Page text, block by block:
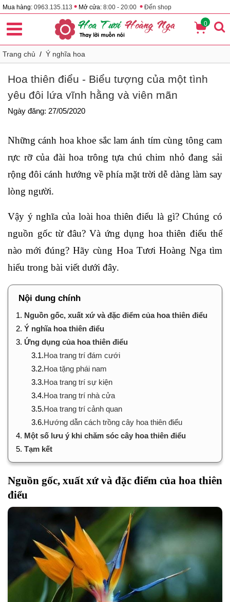
Mua hàng: 0963.135.113 • Mở cửa: 8:00 - 20:00 • Đến shop
0
Trang chủ / Ý nghĩa hoa
Hoa thiên điểu - Biểu tượng của một tình
yêu đôi lứa vĩnh hằng và viên mãn
Ngày đăng: 27/05/2020
Những cánh hoa khoe sắc lam ánh tím cùng tông cam
rực rỡ của đài hoa trông tựa chú chim nhỏ đang sải
rộng đôi cánh hướng về phía mặt trời dễ dàng làm say
lòng người.
Vậy ý nghĩa của loài hoa thiên điểu là gì? Chúng có
nguồn gốc từ đâu? Và ứng dụng hoa thiên điểu thế
nào mới đúng? Hãy cùng Hoa Tươi Hoàng Nga tìm
hiểu trong bài viết dưới đây.
Nội dung chính
1. Nguồn gốc, xuất xứ và đặc điểm của hoa thiên điểu
2. Ý nghĩa hoa thiên điểu
3. Ứng dụng của hoa thiên điểu
3.1.Hoa trang trí đám cưới
3.2.Hoa tặng phái nam
3.3.Hoa trang trí sự kiện
3.4.Hoa trang trí nhà cửa
3.5.Hoa trang trí cảnh quan
3.6.Hướng dẫn cách trồng cây hoa thiên điểu
4. Một số lưu ý khi chăm sóc cây hoa thiên điểu
5. Tạm kết
Nguồn gốc, xuất xứ và đặc điểm của hoa thiên
điểu